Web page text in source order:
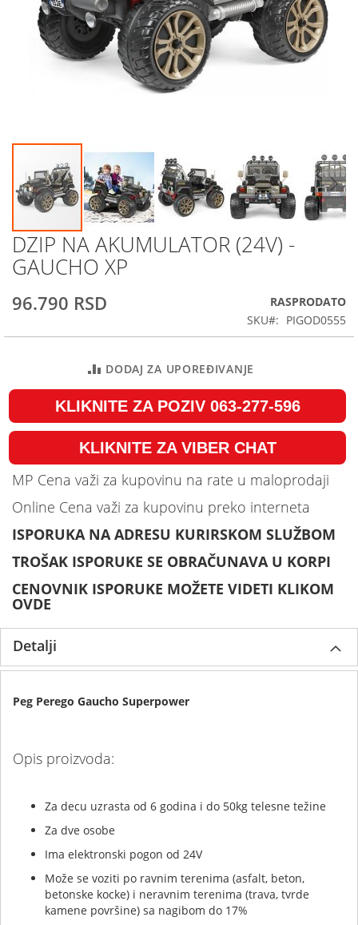
Skip
to
the
of
images
DZIP NA AKUMULATOR (24V) -
GAUCHO XP
96.790 RSD
RASPRODATO
SKU
PIGOD0555
DODAJ ZA UPOREĐIVANJE
KLIKNITE ZA POZIV 063-277-596
KLIKNITE ZA VIBER CHAT
MP Cena važi za kupovinu na rate u maloprodaji
Online Cena važi za kupovinu preko interneta
ISPORUKA NA ADRESU KURIRSKOM SLUŽBOM
TROŠAK ISPORUKE SE OBRAČUNAVA U KORPI
CENOVNIK ISPORUKE MOŽETE VIDETI KLIKOM
OVDE
Detalji
Peg Perego Gaucho Superpower
Opis proizvoda:
Za decu uzrasta od 6 godina i do 50kg telesne težine
Za dve osobe
Ima elektronski pogon od 24V
Može se voziti po ravnim terenima (asfalt, beton,
betonske kocke) i neravnim terenima (trava, tvrde
kamene površine) sa nagibom do 17%